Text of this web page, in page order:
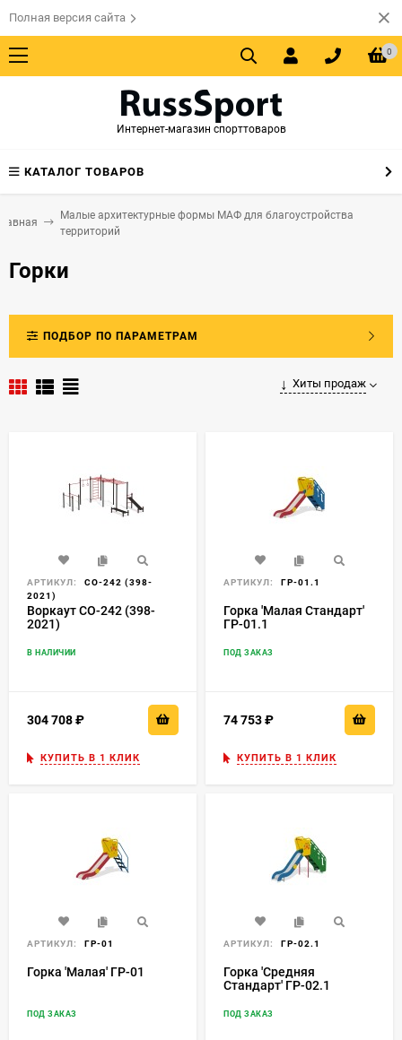
Полная версия сайта
0
Интернет-магазин спорттоваров
КАТАЛОГ ТОВАРОВ
Малые архитектурные формы МАФ для благоустройства
территорий
Горки
ПОДБОР ПО ПАРАМЕТРАМ
Хиты продаж
АРТИКУЛ:
СО-242 (398-
2021)
Воркаут СО-242 (398-
2021)
В НАЛИЧИИ
304 708
КУПИТЬ В 1 КЛИК
АРТИКУЛ: ГР-01.1
Горка 'Малая Стандарт'
ГР-01.1
ПОД ЗАКАЗ
74 753
КУПИТЬ В 1 КЛИК
АРТИКУЛ: ГР-01
Горка 'Малая' ГР-01
ПОД ЗАКАЗ
АРТИКУЛ: ГР-02.1
Горка 'Средняя
Стандарт' ГР-02.1
ПОД ЗАКАЗ